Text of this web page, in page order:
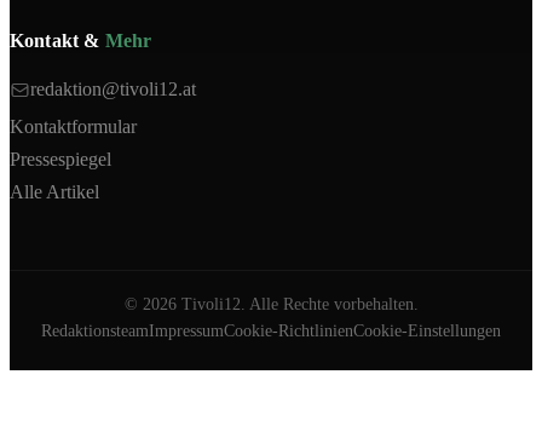
Kontakt & Mehr
redaktion@tivoli12.at
Kontaktformular
Pressespiegel
Alle Artikel
© 2026Tivoli12. Alle Rechte vorbehalten.
RedaktionsteamImpressumCookie-RichtlinienCookie-Einstellungen